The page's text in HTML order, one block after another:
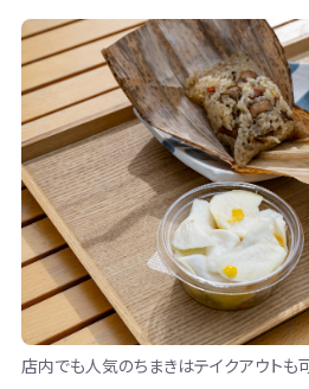
店内でも人気のちまきはテイクアウトも